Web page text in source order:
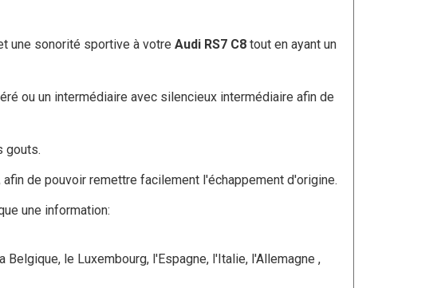
une sonorité sportive à votre Audi RS7 C8 tout en ayant un
ou un intermédiaire avec silencieux intermédiaire afin de
gouts.
afin de pouvoir remettre facilement l'échappement d'origine.
une information:
le Luxembourg, l'Espagne, l'Italie, l'Allemagne ,